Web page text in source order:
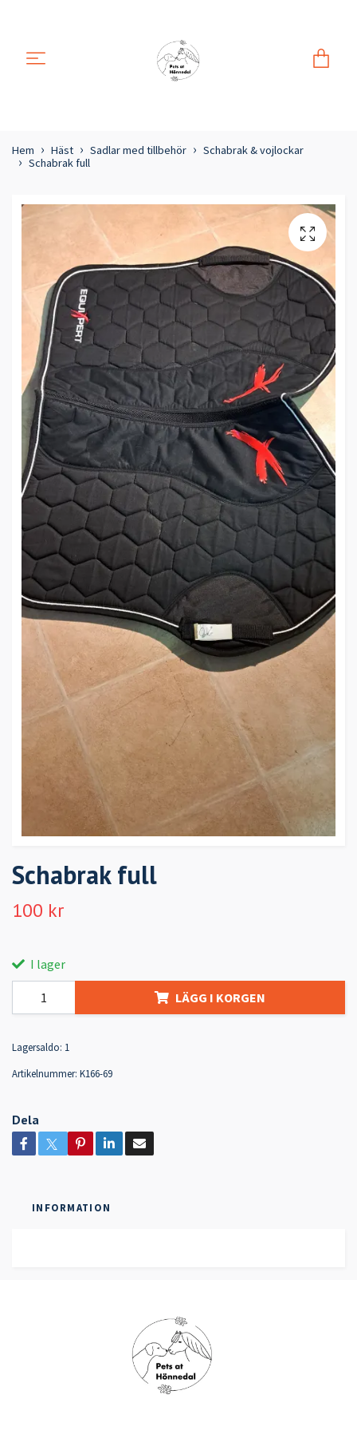
Hem Häst Sadlar med tillbehör
Schabrak & vojlockar
Schabrak full
Schabrak full
100 kr
I lager
LÄGG I KORGEN
Lagersaldo: 1
Artikelnummer: K166-69
Dela
INFORMATION